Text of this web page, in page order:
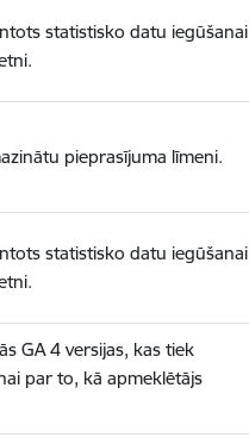
statistisko datu iegūšanai
pieprasījuma līmeni.
statistisko datu iegūšanai
GA 4 versijas, kas tiek
par to, kā apmeklētājs